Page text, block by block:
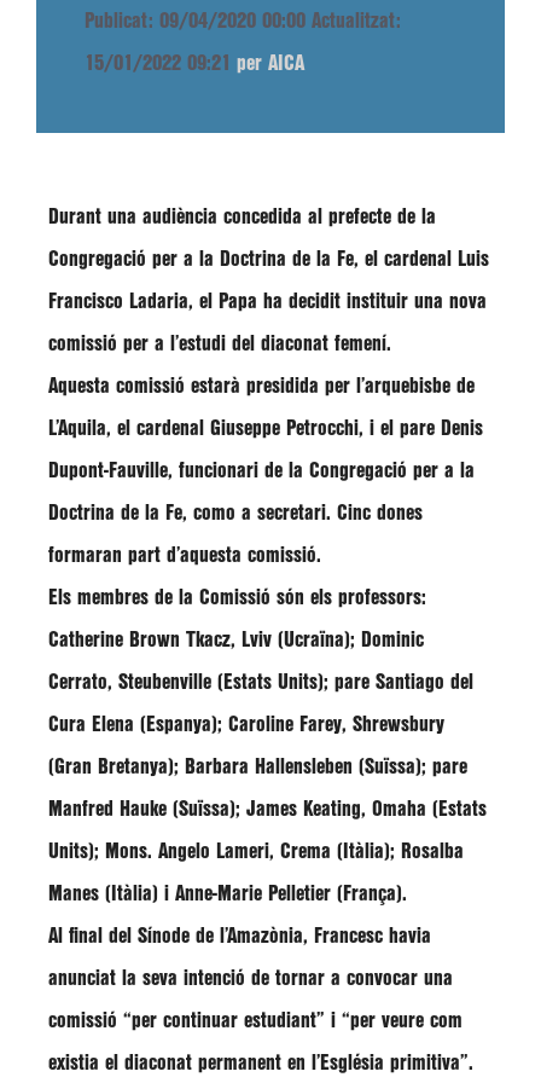
Publicat: 09/04/2020 00:00 Actualitzat:
15/01/2022 09:21 per AICA
Durant una audiència concedida al prefecte de la
Congregació per a la Doctrina de la Fe, el cardenal Luis
Francisco Ladaria, el Papa ha decidit instituir una nova
comissió per a l’estudi del diaconat femení.
Aquesta comissió estarà presidida per l’arquebisbe de
L’Aquila, el cardenal Giuseppe Petrocchi, i el pare Denis
Dupont-Fauville, funcionari de la Congregació per a la
Doctrina de la Fe, como a secretari. Cinc dones
formaran part d’aquesta comissió.
Els membres de la Comissió són els professors:
Catherine Brown Tkacz, Lviv (Ucraïna); Dominic
Cerrato, Steubenville (Estats Units); pare Santiago del
Cura Elena (Espanya); Caroline Farey, Shrewsbury
(Gran Bretanya); Barbara Hallensleben (Suïssa); pare
Manfred Hauke (Suïssa); James Keating, Omaha (Estats
Units); Mons. Angelo Lameri, Crema (Itàlia); Rosalba
Manes (Itàlia) i Anne-Marie Pelletier (França).
Al final del Sínode de l’Amazònia, Francesc havia
anunciat la seva intenció de tornar a convocar una
comissió “per continuar estudiant” i “per veure com
existia el diaconat permanent en l’Església primitiva”.